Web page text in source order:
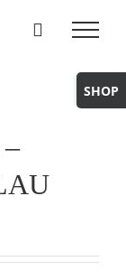
Toggle
Sliding